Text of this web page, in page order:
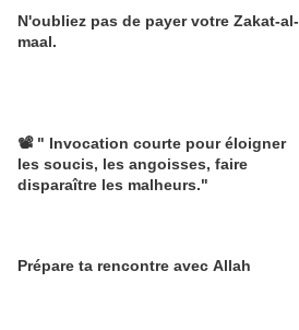
N'oubliez pas de payer votre Zakat-al-
maal.
📽️ " Invocation courte pour éloigner
les soucis, les angoisses, faire
disparaître les malheurs."
Prépare ta rencontre avec Allah